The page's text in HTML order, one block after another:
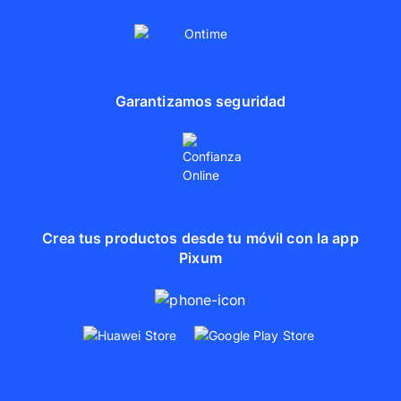
Garantizamos seguridad
Crea tus productos desde tu móvil con la app
Pixum